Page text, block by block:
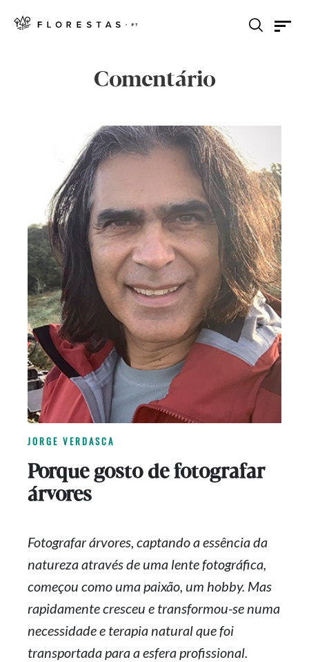
Comentário
JORGE VERDASCA
Porque gosto de fotografar
árvores
Fotografar árvores, captando a essência da
natureza através de uma lente fotográfica,
começou como uma paixão, um hobby. Mas
rapidamente cresceu e transformou-senuma
necessidade e terapia natural que foi
transportada para a esfera profissional.